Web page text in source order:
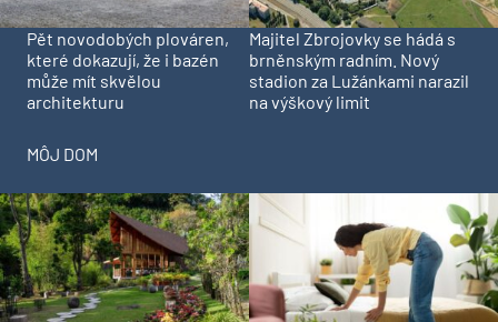
Pět novodobých plováren,
které dokazují, že i bazén
může mít skvělou
architekturu
Majitel Zbrojovky se hádá s
brněnským radním. Nový
stadion za Lužánkami narazil
na výškový limit
MÔJ DOM